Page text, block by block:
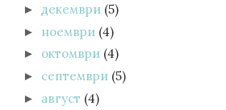
► декември (5)
► ноември (4)
► октомври (4)
► септември (5)
► август (4)